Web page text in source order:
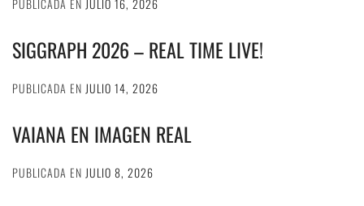
PUBLICADA EN JULIO 16, 2026
SIGGRAPH 2026 – REAL TIME LIVE!
PUBLICADA EN JULIO 14, 2026
VAIANA EN IMAGEN REAL
PUBLICADA EN JULIO 8, 2026